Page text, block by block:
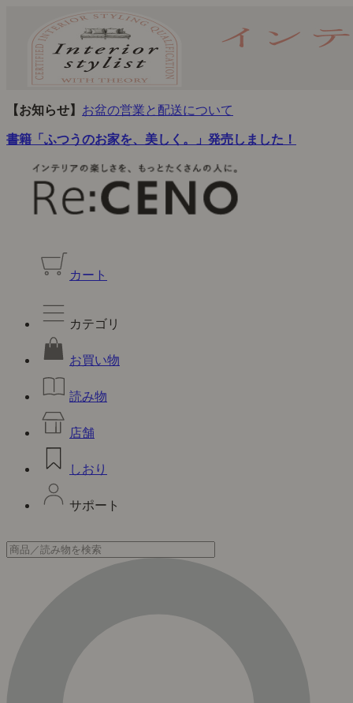
【お知らせ】 お盆の営業と配送について
書籍「ふつうのお家を、美しく。」発売しました！
カート
カテゴリ
お買い物
読み物
店舗
しおり
サポート